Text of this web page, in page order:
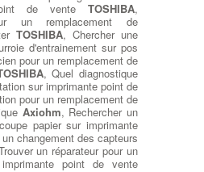
de vente TOSHIBA,
un remplacement de
TOSHIBA, Chercher une
d'entrainement sur pos
pour un remplacement de
, Quel diagnostique
sur imprimante point de
pour un remplacement de
Axiohm, Rechercher un
papier sur imprimante
changement des capteurs
un réparateur pour un
point de vente